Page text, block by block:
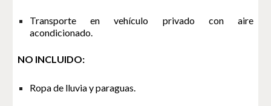
Transporte en vehículo privado con aire
acondicionado.
NO INCLUIDO:
Ropa de lluvia y paraguas.